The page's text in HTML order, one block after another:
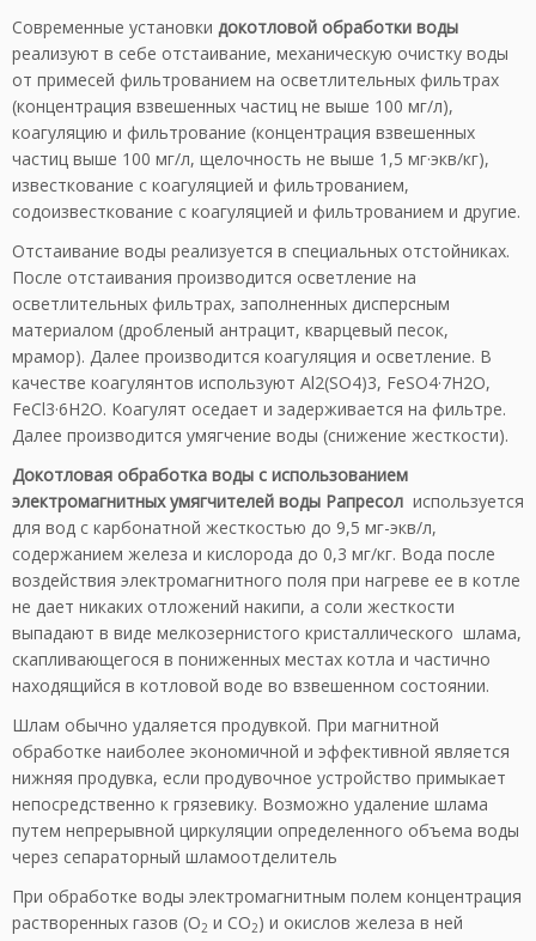
Современные установки докотловой обработки воды
реализуют в себе отстаивание, механическую очистку воды
от примесей фильтрованием на осветлительных фильтрах
(концентрация взвешенных частиц не выше 100 мг/л),
коагуляцию и фильтрование (концентрация взвешенных
частиц выше 100 мг/л, щелочность не выше 1,5 мг·экв/кг),
известкование с коагуляцией и фильтрованием,
содоизвесткование с коагуляцией и фильтрованием и другие.
Отстаивание воды реализуется в специальных отстойниках.
После отстаивания производится осветление на
осветлительных фильтрах, заполненных дисперсным
материалом (дробленый антрацит, кварцевый песок,
мрамор). Далее производится коагуляция и осветление. В
качестве коагулянтов используют Al2(SO4)3, FeSO4·7H2O,
FeCl3·6H2O. Коагулят оседает и задерживается на фильтре.
Далее производится умягчение воды (снижение жесткости).
Докотловая обработка воды с использованием
электромагнитных умягчителей воды Рапресол используется
для вод с карбонатной жесткостью до 9,5 мг-экв/л,
содержанием железа и кислорода до 0,3 мг/кг. Вода после
воздействия электромагнитного поля при нагреве ее в котле
не дает никаких отложений накипи, а соли жесткости
выпадают в виде мелкозернистого кристаллического шлама,
скапливающегося в пониженных местах котла и частично
находящийся в котловой воде во взвешенном состоянии.
Шлам обычно удаляется продувкой. При магнитной
обработке наиболее экономичной и эффективной является
нижняя продувка, если продувочное устройство примыкает
непосредственно к грязевику. Возможно удаление шлама
путем непрерывной циркуляции определенного объема воды
через сепараторный шламоотделитель
При обработке воды электромагнитным полем концентрация
растворенных газов (О2 и СО2) и окислов железа в ней